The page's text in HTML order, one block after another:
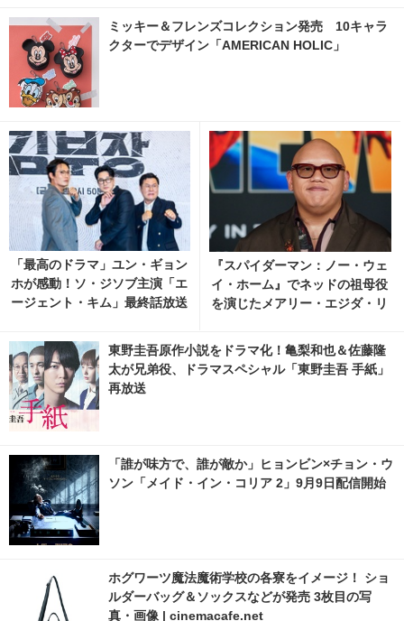
ミッキー＆フレンズコレクション発売 10キャラ
クターでデザイン「AMERICAN HOLIC」
「最高のドラマ」ユン・ギョン
ホが感動！ソ・ジソブ主演「エ
ージェント・キム」最終話放送
禁 1枚目の写真・画像 | cinem
acafe.net
『スパイダーマン：ノー・ウェ
イ・ホーム』でネッドの祖母役
を演じたメアリー・エジダ・リ
コブ・バタロンが追悼
東野圭吾原作小説をドラマ化！亀梨和也＆佐藤隆
太が兄弟役、ドラマスペシャル「東野圭吾 手紙」
再放送
「誰が味方で、誰が敵か」ヒョンビン×チョン・ウ
ソン「メイド・イン・コリア 2」9月9日配信開始
ホグワーツ魔法魔術学校の各寮をイメージ！ ショ
ルダーバッグ＆ソックスなどが発売 3枚目の写
真・画像 | cinemacafe.net